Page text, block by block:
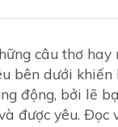
câu thơ hay
bên dưới khiến
động, bởi lẽ
được yêu. Đọc